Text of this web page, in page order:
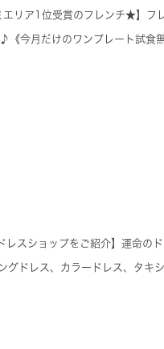
エリア1位受賞のフレンチ★】フ
《今月だけのワンプレート試食無
レスショップをご紹介】運命の
グドレス、カラードレス、タキ